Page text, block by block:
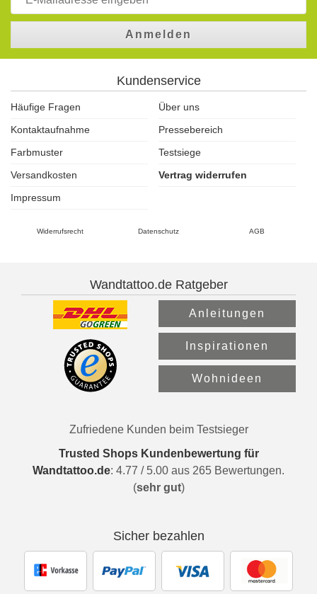
Anmelden
Kundenservice
Häufige Fragen
Über uns
Kontaktaufnahme
Pressebereich
Farbmuster
Testsiege
Versandkosten
Vertrag widerrufen
Impressum
Widerrufsrecht Datenschutz AGB
Wandtattoo.de Ratgeber
Anleitungen
Inspirationen
Wohnideen
Zufriedene Kunden beim Testsieger
Trusted Shops Kundenbewertung für
Wandtattoo.de: 4.77 / 5.00 aus 265 Bewertungen.
(sehr gut)
Sicher bezahlen